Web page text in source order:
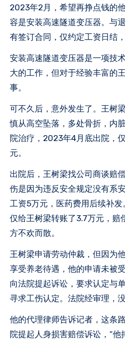
2023年2月，希望再挣点钱的
容是安装高速隧道变压器。与
有签订合同，仅约定工资日结
安装高速隧道变压器是一项技
大的工作，但对于经验丰富的
事。
可不久后，意外发生了。王树
慎从高空坠落，多处骨折，内
院治疗，2023年4月底出院，
元。
出院后，王树梁找公司商谈赔
伤是因为违反安全规定没有系
工资5万元，医药费用后续补
仅给王树梁转账了3.7万元，赔
方不欢而散。
王树梁申请劳动仲裁，但因为
享受养老待遇，他的申请未被
向法院提起诉讼，要求认定与
寻求工伤认定。法院经审理，
他的代理律师告诉记者，这条
院提起人身损害赔偿诉讼，“他